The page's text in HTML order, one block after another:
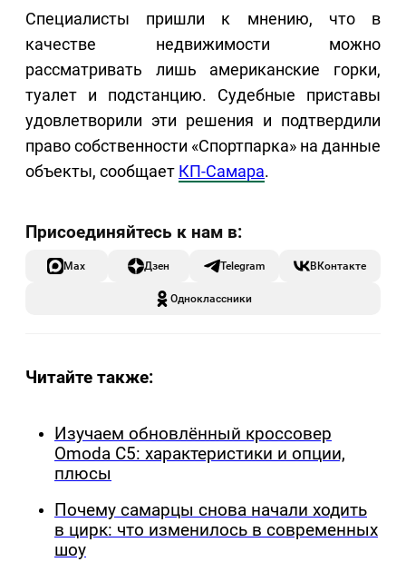
Специалисты пришли к мнению, что в
качестве недвижимости можно
рассматривать лишь американские горки,
туалет и подстанцию. Судебные приставы
удовлетворили эти решения и подтвердили
право собственности «Спортпарка» на данные
объекты, сообщает КП-Самара.
Max Дзен Telegram ВКонтакте
Одноклассники
Читайте также:
Изучаем обновлённый кроссовер
Omoda C5: характеристики и опции,
плюсы
Почему самарцы снова начали ходить
в цирк: что изменилось в современных
шоу